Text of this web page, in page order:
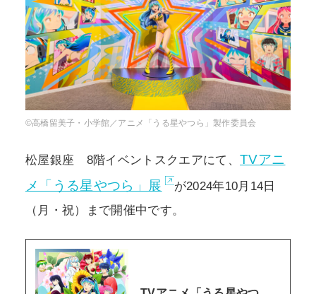
POLICY COMPANY
©高橋留美子・小学館／アニメ「うる星やつら」製作委員会
松屋銀座 8階イベントスクエアにて、 TVアニ
メ「うる星やつら」展
が2024年10月14日
（月・祝）まで開催中です。